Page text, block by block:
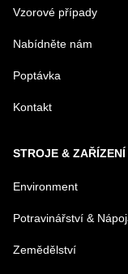
Vzorové případy
Nabídněte nám
Poptávka
Kontakt
STROJE & ZAŘÍZENÍ
Environment
Potravinářství &
Zemědělství